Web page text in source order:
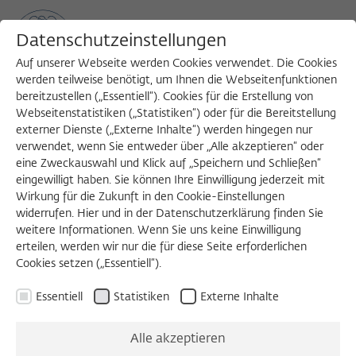
MENU
Search
Datenschutzeinstellungen
Auf unserer Webseite werden Cookies verwendet. Die Cookies
werden teilweise benötigt, um Ihnen die Webseitenfunktionen
bereitzustellen („Essentiell“). Cookies für die Erstellung von
Webseitenstatistiken („Statistiken“) oder für die Bereitstellung
externer Dienste („Externe Inhalte“) werden hingegen nur
verwendet, wenn Sie entweder über „Alle akzeptieren“ oder
eine Zweckauswahl und Klick auf „Speichern und Schließen“
eingewilligt haben. Sie können Ihre Einwilligung jederzeit mit
Wirkung für die Zukunft in den Cookie-Einstellungen
widerrufen. Hier und in der Datenschutzerklärung finden Sie
weitere Informationen. Wenn Sie uns keine Einwilligung
erteilen, werden wir nur die für diese Seite erforderlichen
Cookies setzen („Essentiell“).
Essentiell Statistiken Externe Inhalte
Alle akzeptieren